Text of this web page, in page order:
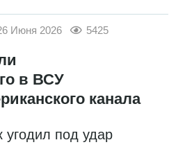
Июня 2026 5425
в ВСУ
канала
под удар